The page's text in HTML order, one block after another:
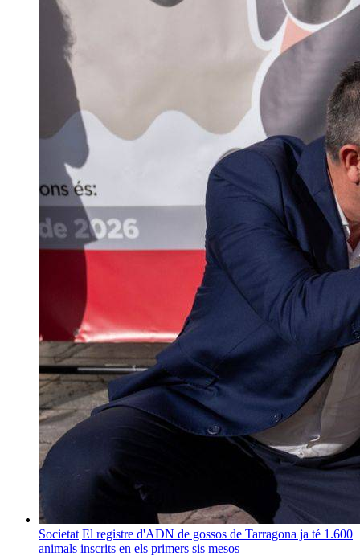
Societat El registre d'ADN de gossos de Tarragona ja té 1.600
animals inscrits en els primers sis mesos